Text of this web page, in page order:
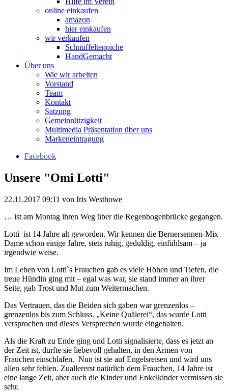
online einkaufen
amazon
hier einkaufen
wir verkaufen
Schnüffelteppiche
HandGemacht
Über uns
Wie wir arbeiten
Vorstand
Team
Kontakt
Satzung
Gemeinnützigkeit
Multimedia Präsentation über uns
Markeneintragung
Facebook
Unsere "Omi Lotti"
22.11.2017 09:11 von Iris Westhowe
… ist am Montag ihren Weg über die Regenbogenbrücke gegangen.
Lotti ist 14 Jahre alt geworden. Wir kennen die Bernersennen-Mix
Dame schon einige Jahre, stets ruhig, geduldig, einfühlsam – ja
irgendwie weise.
Im Leben von Lotti`s Frauchen gab es viele Höhen und Tiefen, die
treue Hündin ging mit – egal was war, sie stand immer an ihrer
Seite, gab Trost und Mut zum Weitermachen.
Das Vertrauen, das die Beiden sich gaben war grenzenlos –
grenzenlos bis zum Schluss. „Keine Quälerei“, das wurde Lotti
versprochen und dieses Versprechen wurde eingehalten.
Als die Kraft zu Ende ging und Lotti signalisierte, dass es jetzt an
der Zeit ist, durfte sie liebevoll gehalten, in den Armen von
Frauchen einschlafen. Nun ist sie auf Engelsreisen und wird uns
allen sehr fehlen. Zuallererst natürlich dem Frauchen, 14 Jahre ist
eine lange Zeit, aber auch die Kinder und Enkelkinder vermissen sie
sehr.